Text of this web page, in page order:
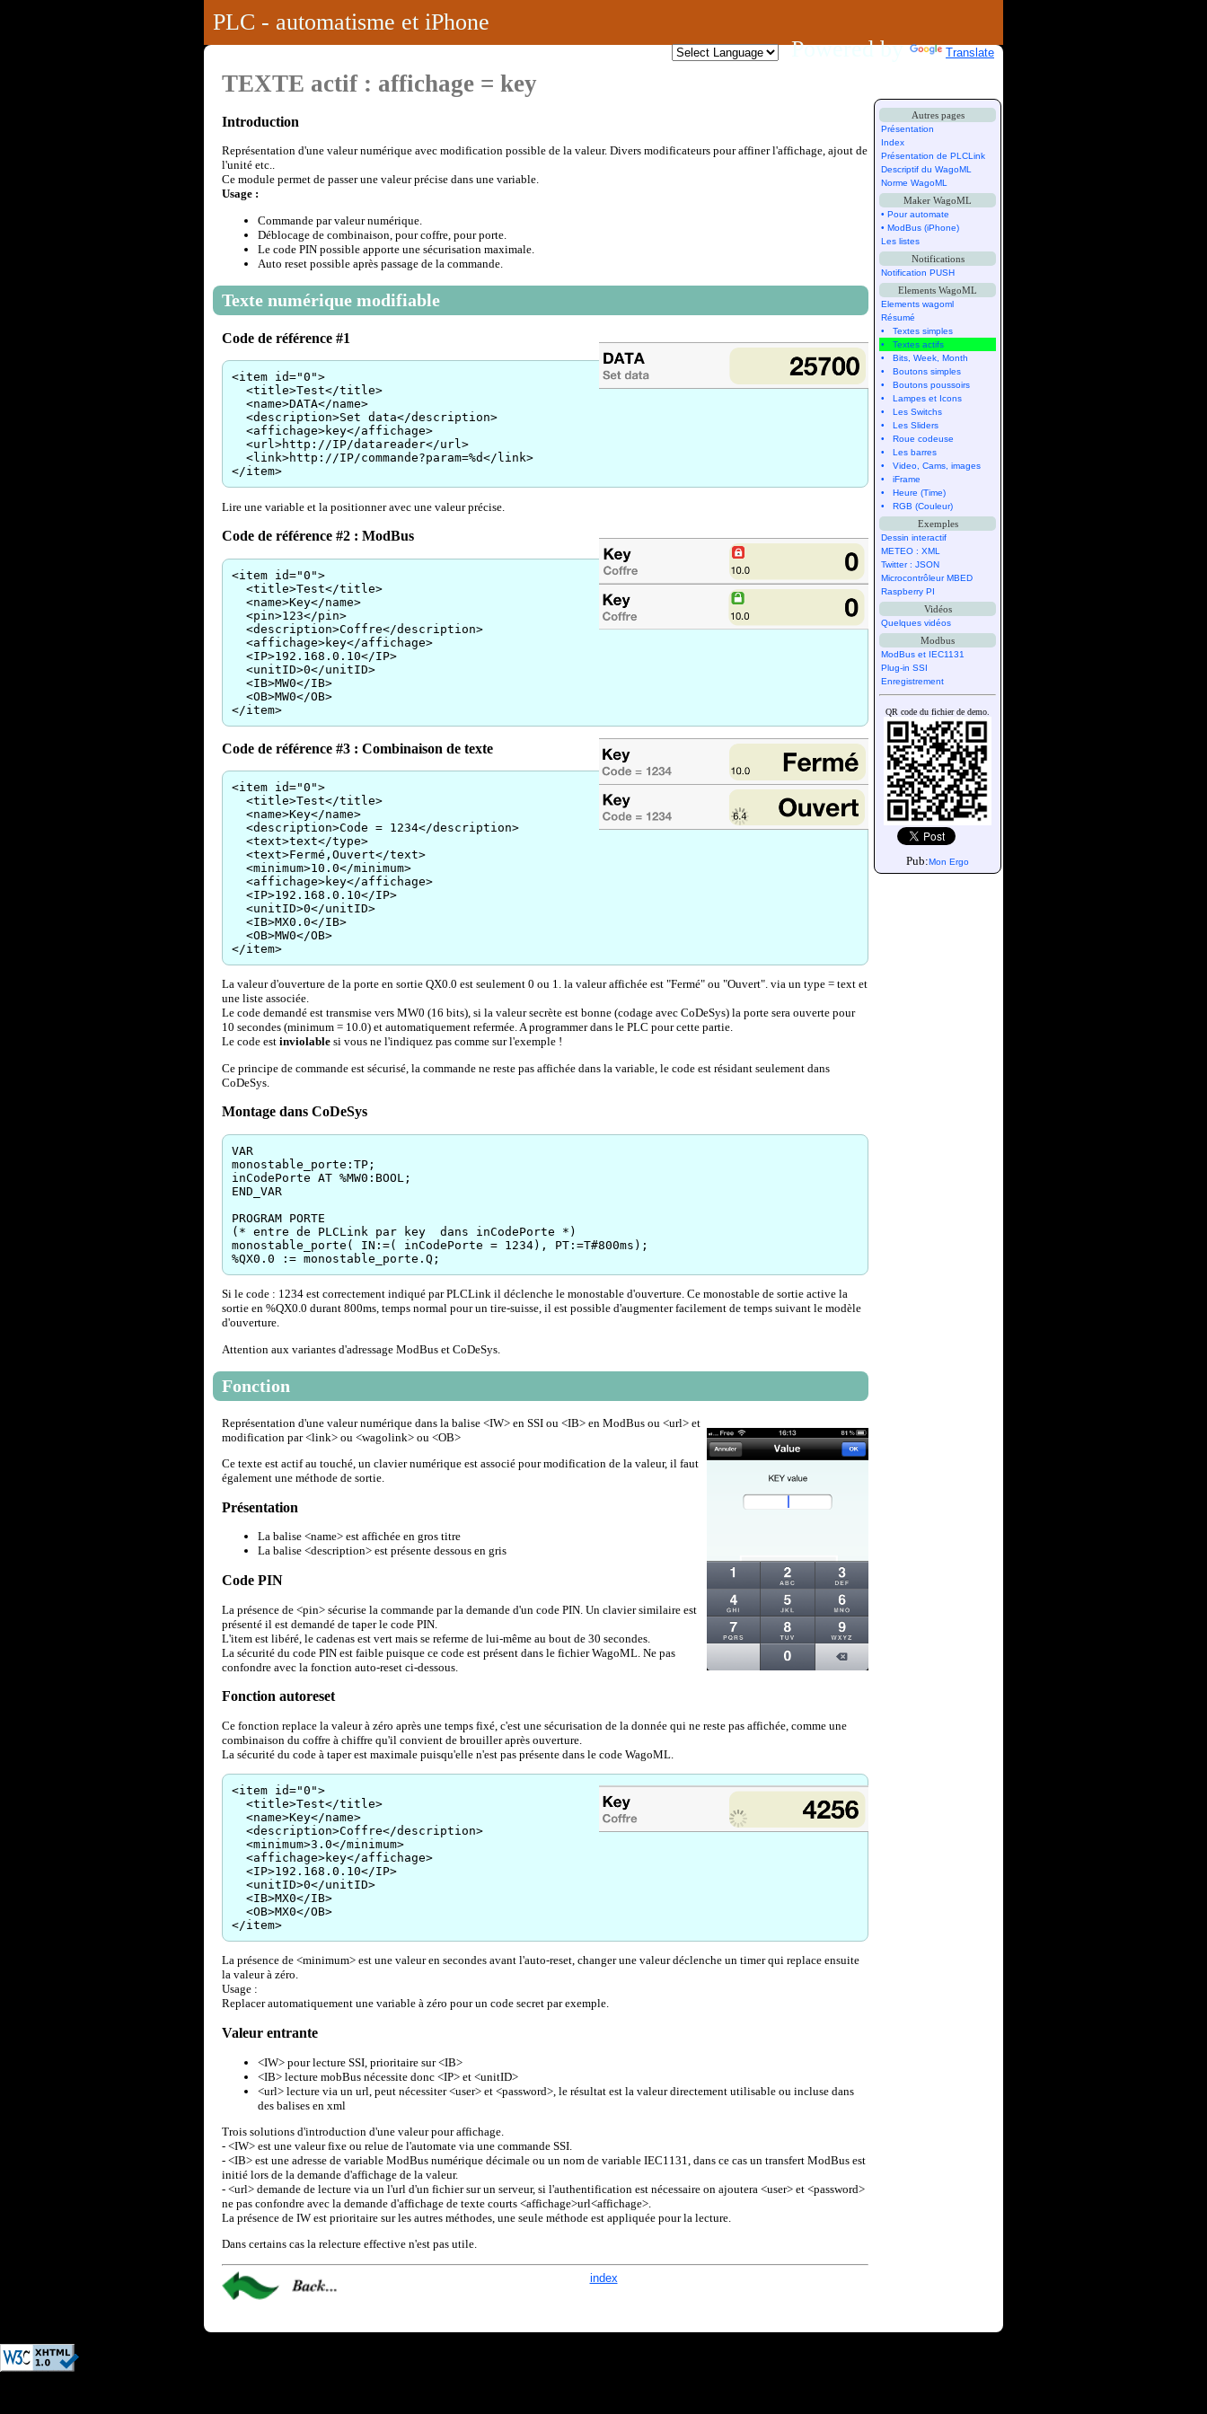
PLC - automatisme et iPhone
Powered by
Translate
Autres pages
Présentation
Index
Présentation de PLCLink
Descriptif du WagoML
Norme WagoML
Maker WagoML
• Pour automate
• ModBus (iPhone)
Les listes
Notifications
Notification PUSH
Elements WagoML
Elements wagoml
Résumé
• Textes simples
• Textes actifs
• Bits, Week, Month
• Boutons simples
• Boutons poussoirs
• Lampes et Icons
• Les Switchs
• Les Sliders
• Roue codeuse
• Les barres
• Video, Cams, images
• iFrame
• Heure (Time)
• RGB (Couleur)
Exemples
Dessin interactif
METEO : XML
Twitter : JSON
Microcontrôleur MBED
Raspberry PI
Vidéos
Quelques vidéos
Modbus
ModBus et IEC1131
Plug-in SSI
Enregistrement
QR code du fichier de demo.
Pub:Mon Ergo
TEXTE actif : affichage = key
Introduction
Représentation d'une valeur numérique avec modification possible de la valeur. Divers modificateurs pour affiner l'affichage, ajout de
l'unité etc..
Ce module permet de passer une valeur précise dans une variable.
Usage :
Commande par valeur numérique.
Déblocage de combinaison, pour coffre, pour porte.
Le code PIN possible apporte une sécurisation maximale.
Auto reset possible après passage de la commande.
Texte numérique modifiable
Code de référence #1
<item id="0">
<title>Test</title>
<name>DATA</name>
<description>Set data</description>
<affichage>key</affichage>
<url>http://IP/datareader</url>
<link>http://IP/commande?param=%d</link>
</item>
Lire une variable et la positionner avec une valeur précise.
Code de référence #2 : ModBus
<item id="0">
<title>Test</title>
<name>Key</name>
<pin>123</pin>
<description>Coffre</description>
<affichage>key</affichage>
<IP>192.168.0.10</IP>
<unitID>0</unitID>
<IB>MW0</IB>
<OB>MW0</OB>
</item>
Code de référence #3 : Combinaison de texte
<item id="0">
<title>Test</title>
<name>Key</name>
<description>Code = 1234</description>
<text>text</type>
<text>Fermé,Ouvert</text>
<minimum>10.0</minimum>
<affichage>key</affichage>
<IP>192.168.0.10</IP>
<unitID>0</unitID>
<IB>MX0.0</IB>
<OB>MW0</OB>
</item>
La valeur d'ouverture de la porte en sortie QX0.0 est seulement 0 ou 1. la valeur affichée est "Fermé" ou "Ouvert". via un type = text et
une liste associée.
Le code demandé est transmise vers MW0 (16 bits), si la valeur secrète est bonne (codage avec CoDeSys) la porte sera ouverte pour
10 secondes (minimum = 10.0) et automatiquement refermée. A programmer dans le PLC pour cette partie.
Le code est inviolable si vous ne l'indiquez pas comme sur l'exemple !
Ce principe de commande est sécurisé, la commande ne reste pas affichée dans la variable, le code est résidant seulement dans
CoDeSys.
Montage dans CoDeSys
VAR
monostable_porte:TP;
inCodePorte AT %MW0:BOOL;
END_VAR
PROGRAM PORTE
(* entre de PLCLink par key  dans inCodePorte *)
monostable_porte( IN:=( inCodePorte = 1234), PT:=T#800ms);
Si le code : 1234 est correctement indiqué par PLCLink il déclenche le monostable d'ouverture. Ce monostable de sortie active la
sortie en %QX0.0 durant 800ms, temps normal pour un tire-suisse, il est possible d'augmenter facilement de temps suivant le modèle
d'ouverture.
Attention aux variantes d'adressage ModBus et CoDeSys.
Fonction
Représentation d'une valeur numérique dans la balise <IW> en SSI ou <IB> en ModBus ou <url> et
modification par <link> ou <wagolink> ou <OB>
Ce texte est actif au touché, un clavier numérique est associé pour modification de la valeur, il faut
également une méthode de sortie.
Présentation
La balise <name> est affichée en gros titre
La balise <description> est présente dessous en gris
Code PIN
La présence de <pin> sécurise la commande par la demande d'un code PIN. Un clavier similaire est
présenté il est demandé de taper le code PIN.
L'item est libéré, le cadenas est vert mais se referme de lui-même au bout de 30 secondes.
La sécurité du code PIN est faible puisque ce code est présent dans le fichier WagoML. Ne pas
confondre avec la fonction auto-reset ci-dessous.
Fonction autoreset
Ce fonction replace la valeur à zéro après une temps fixé, c'est une sécurisation de la donnée qui ne reste pas affichée, comme une
combinaison du coffre à chiffre qu'il convient de brouiller après ouverture.
La sécurité du code à taper est maximale puisqu'elle n'est pas présente dans le code WagoML.
<item id="0">
<title>Test</title>
<name>Key</name>
<description>Coffre</description>
<minimum>3.0</minimum>
<affichage>key</affichage>
<IP>192.168.0.10</IP>
<unitID>0</unitID>
<IB>MX0</IB>
<OB>MX0</OB>
</item>
La présence de <minimum> est une valeur en secondes avant l'auto-reset, changer une valeur déclenche un timer qui replace ensuite
la valeur à zéro.
Usage :
Replacer automatiquement une variable à zéro pour un code secret par exemple.
Valeur entrante
<IW> pour lecture SSI, prioritaire sur <IB>
<IB> lecture mobBus nécessite donc <IP> et <unitID>
<url> lecture via un url, peut nécessiter <user> et <password>, le résultat est la valeur directement utilisable ou incluse dans
des balises en xml
Trois solutions d'introduction d'une valeur pour affichage.
- <IW> est une valeur fixe ou relue de l'automate via une commande SSI.
- <IB> est une adresse de variable ModBus numérique décimale ou un nom de variable IEC1131, dans ce cas un transfert ModBus est
initié lors de la demande d'affichage de la valeur.
- <url> demande de lecture via un l'url d'un fichier sur un serveur, si l'authentification est nécessaire on ajoutera <user> et <password>
ne pas confondre avec la demande d'affichage de texte courts <affichage>url<affichage>.
La présence de IW est prioritaire sur les autres méthodes, une seule méthode est appliquée pour la lecture.
Dans certains cas la relecture effective n'est pas utile.
index